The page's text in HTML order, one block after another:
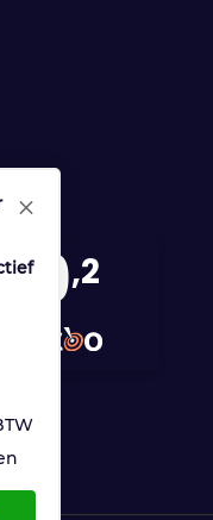
M
9,2